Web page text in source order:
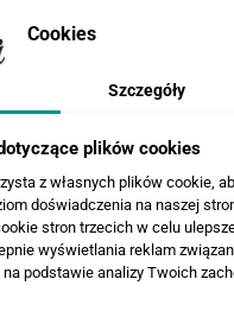
Fototapeta Kwiaty
Cookies
Szczegóły
plików cookies
z własnych plików cookie,
doświadczenia na naszej
stron trzecich w celu
wyświetlania reklam
podstawie analizy Twoich